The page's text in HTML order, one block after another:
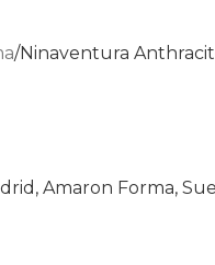
Ninaventura
, Amaron Forma,